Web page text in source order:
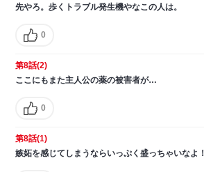
先やろ。歩くトラブル発生機やなこの人は。
0
第8話(2)
ここにもまた主人公の薬の被害者が…
0
第8話(1)
嫉妬を感じてしまうならいっぷく盛っちゃいなよ！